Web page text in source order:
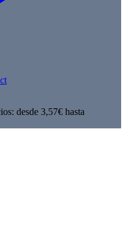
desde 3,57€ hasta